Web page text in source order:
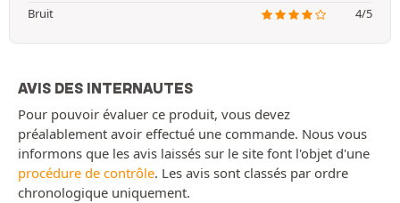
Bruit
4/5
AVIS DES INTERNAUTES
Pour pouvoir évaluer ce produit, vous devez
préalablement avoir effectué une commande. Nous vous
informons que les avis laissés sur le site font l'objet d'une
procédure de contrôle. Les avis sont classés par ordre
chronologique uniquement.